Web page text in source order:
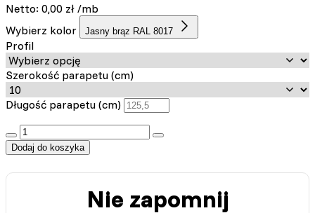
Netto: 0,00 zł /mb
Wybierz kolor
Jasny brąz RAL 8017
Profil
Szerokość parapetu (cm)
Długość parapetu (cm)
:product_name quantity
Dodaj do koszyka
Nie zapomnij